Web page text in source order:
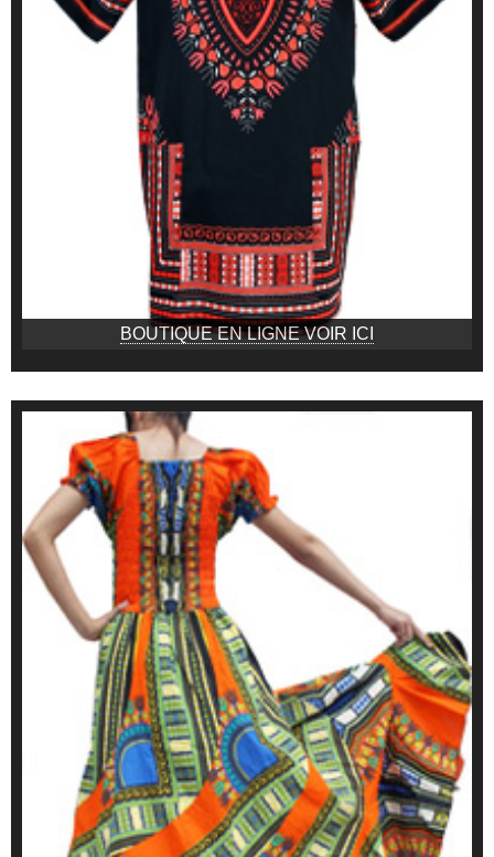
BOUTIQUE EN LIGNE VOIR ICI